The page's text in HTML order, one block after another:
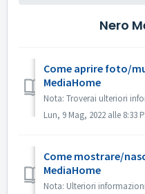
Nero
Come aprire foto/
MediaHome
Lun, 9 Mag, 2022 alle 8:33
Come mostrare/
MediaHome